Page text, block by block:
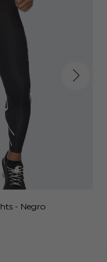
- Negro